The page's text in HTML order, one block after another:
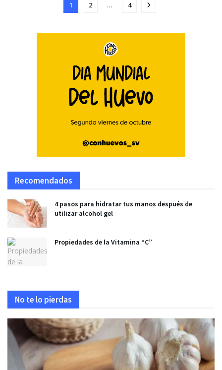
1 2 … 4
Recomendados
4 pasos para hidratar tus manos después de
utilizar alcohol gel
Propiedades de la Vitamina “C”
No te lo pierdas